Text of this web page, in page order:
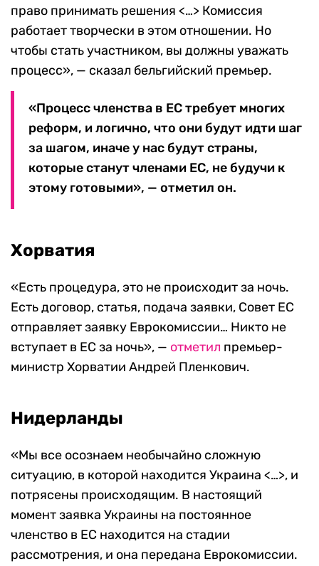
право принимать решения <…> Комиссия
работает творчески в этом отношении. Но
чтобы стать участником, вы должны уважать
процесс», — сказал бельгийский премьер.
«Процесс членства в ЕС требует многих
реформ, и логично, что они будут идти шаг
за шагом, иначе у нас будут страны,
которые станут членами ЕС, не будучи к
этому готовыми», — отметил он.
Хорватия
«Есть процедура, это не происходит за ночь.
Есть договор, статья, подача заявки, Совет ЕС
отправляет заявку Еврокомиссии… Никто не
вступает в ЕС за ночь», — отметил премьер-
министр Хорватии Андрей Пленкович.
Нидерланды
«Мы все осознаем необычайно сложную
ситуацию, в которой находится Украина <…>, и
потрясены происходящим. В настоящий
момент заявка Украины на постоянное
членство в ЕС находится на стадии
рассмотрения, и она передана Еврокомиссии.